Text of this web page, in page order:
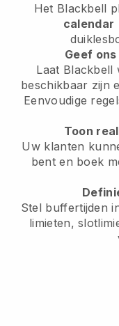
Het Blackbell
calendar
Geef
Laat Blackbell
beschikbaar zijn
Eenvoudige
Toon
Uw klanten
benten boek
Stel buffertijden
limieten,